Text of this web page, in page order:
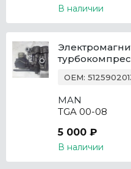
В наличии
OEM:
MAN
TGA 00-08
5 000 ₽
В наличии